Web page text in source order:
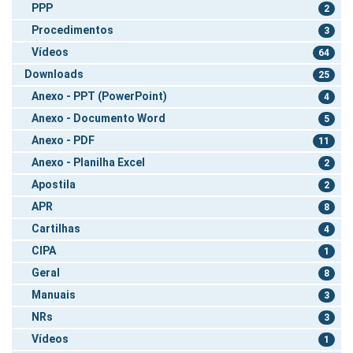
PPP 2
Procedimentos 3
Vídeos 64
Downloads 25
Anexo - PPT (PowerPoint) 4
Anexo - Documento Word 5
Anexo - PDF 11
Anexo - Planilha Excel 2
Apostila 2
APR 8
Cartilhas 4
CIPA 1
Geral 8
Manuais 3
NRs 3
Vídeos 1